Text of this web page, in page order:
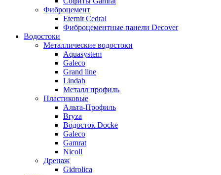
Фиброцемент
Eternit Cedral
Фиброцементные панели Decover
Водостоки
Металлические водостоки
Aquasystem
Galeco
Grand line
Lindab
Металл профиль
Пластиковые
Альта-Профиль
Bryza
Водосток Docke
Galeco
Gamrat
Nicoll
Дренаж
Gidrolica